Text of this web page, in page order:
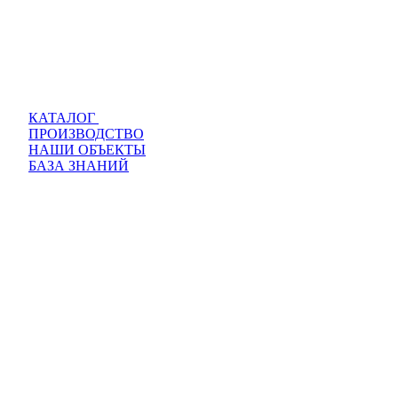
КАТАЛОГ
ПРОИЗВОДСТВО
НАШИ ОБЪЕКТЫ
БАЗА ЗНАНИЙ